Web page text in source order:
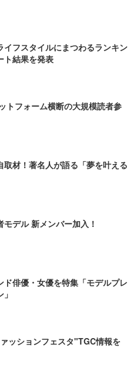
イフスタイルにまつわるランキン
ト結果を発表
トフォーム横断の大規模読者参
取材！著名人が語る「夢を叶える
デル 新メンバー加入！
ド俳優・女優を特集「モデルプレ
ッションフェスタ"TGC情報を